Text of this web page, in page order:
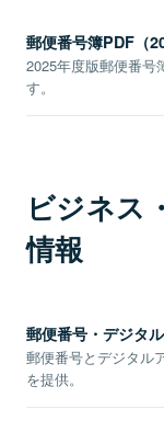
郵便番号簿PDF（
2025年度版郵便番号
す。
ビジネス
情報
郵便番号・デジタ
郵便番号とデジタル
を提供。